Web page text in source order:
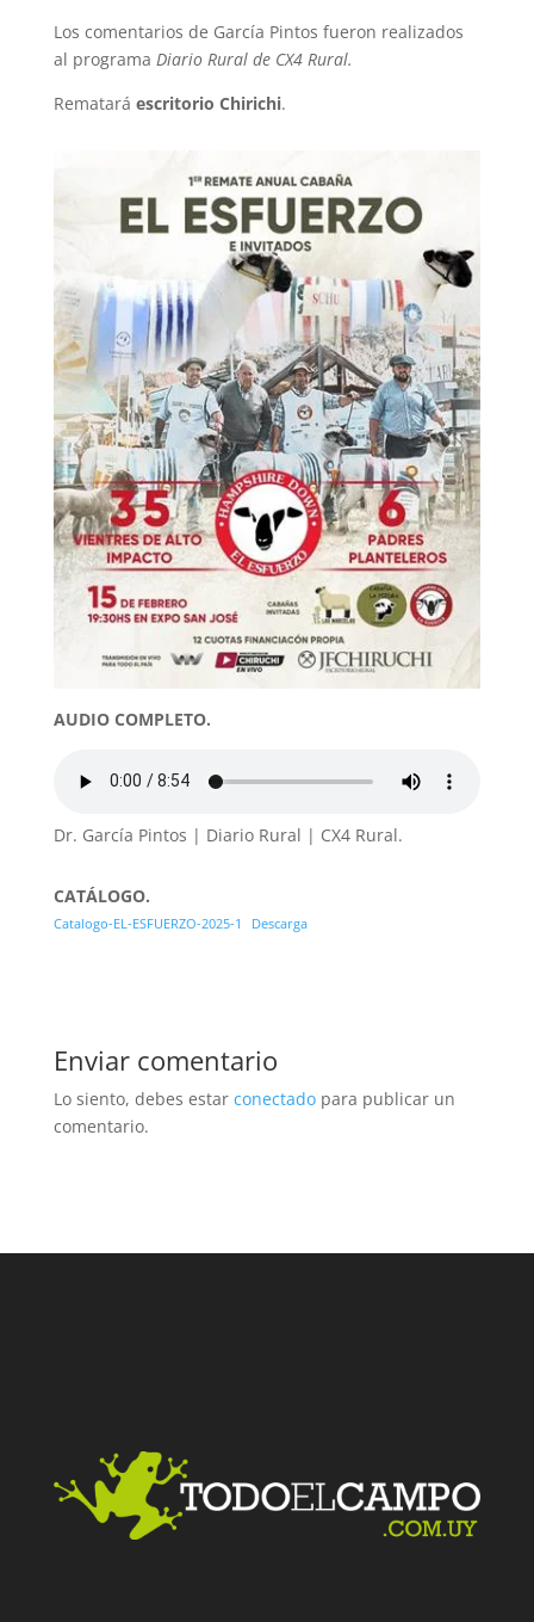
Los comentarios de García Pintos fueron realizados
al programa Diario Rural de CX4 Rural.
Rematará escritorio Chirichi.
AUDIO COMPLETO.
Dr. García Pintos | Diario Rural | CX4 Rural.
CATÁLOGO.
Catalogo-EL-ESFUERZO-2025-1 Descarga
Enviar comentario
Lo siento, debes estar conectadopara publicar un
comentario.
Facebook